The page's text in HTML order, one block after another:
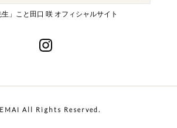
生」こと田口 咲 オフィシャルサイト
All Rights Reserved.